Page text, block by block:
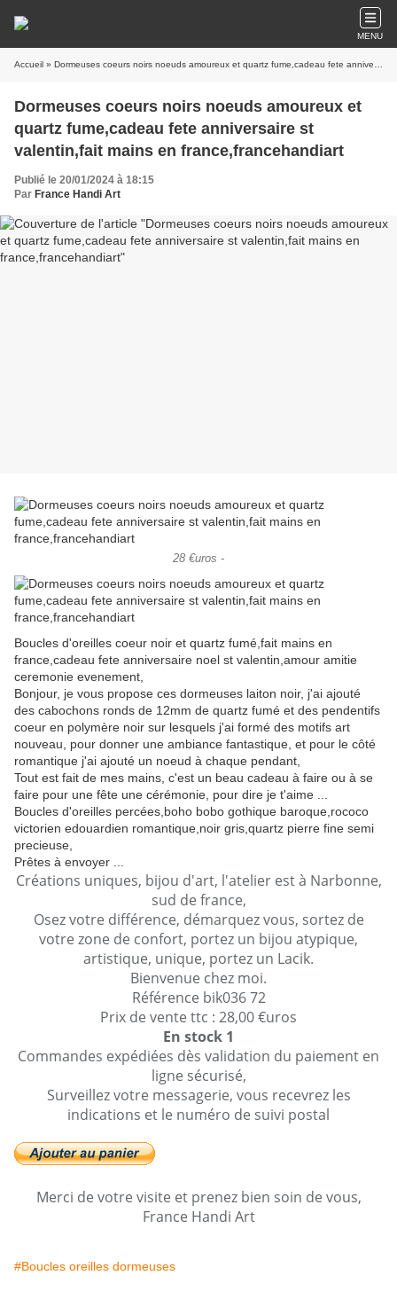
MENU
Accueil » Dormeuses coeurs noirs noeuds amoureux et quartz fume,cadeau fete anniversaire st valentin,fait mains en france,francehandiart
Dormeuses coeurs noirs noeuds amoureux et
quartz fume,cadeau fete anniversaire st
valentin,fait mains en france,francehandiart
Publié le 20/01/2024 à 18:15
Par France Handi Art
28 €uros -
Boucles d'oreilles coeur noir et quartz fumé,fait mains en
france,cadeau fete anniversaire noel st valentin,amour amitie
ceremonie evenement,
Bonjour, je vous propose ces dormeuses laiton noir, j'ai ajouté
des cabochons ronds de 12mm de quartz fumé et des pendentifs
coeur en polymère noir sur lesquels j'ai formé des motifs art
nouveau, pour donner une ambiance fantastique, et pour le côté
romantique j'ai ajouté un noeud à chaque pendant,
Tout est fait de mes mains, c'est un beau cadeau à faire ou à se
faire pour une fête une cérémonie, pour dire je t'aime ...
Boucles d'oreilles percées,boho bobo gothique baroque,rococo
victorien edouardien romantique,noir gris,quartz pierre fine semi
precieuse,
Prêtes à envoyer ...
Créations uniques, bijou d'art, l'atelier est à Narbonne,
sud de france,
Osez votre différence, démarquez vous, sortez de
votre zone de confort, portez un bijou atypique,
artistique, unique, portez un Lacik.
Bienvenue chez moi.
Référence bik036 72
Prix de vente ttc : 28,00 €uros
En stock 1
Commandes expédiées dès validation du paiement en
ligne sécurisé,
Surveillez votre messagerie, vous recevrez les
indications et le numéro de suivi postal
Merci de votre visite et prenez bien soin de vous,
France Handi Art
#Boucles oreilles dormeuses